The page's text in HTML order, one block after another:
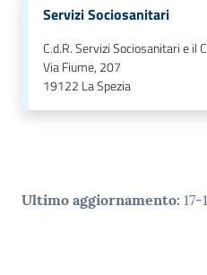
a
f
Servizi Sociosanitari
C.d.R. Servizi Sociosanitari e il
Via Fiume, 207
19122 La Spezia
Ultimo aggiornamento: 17-